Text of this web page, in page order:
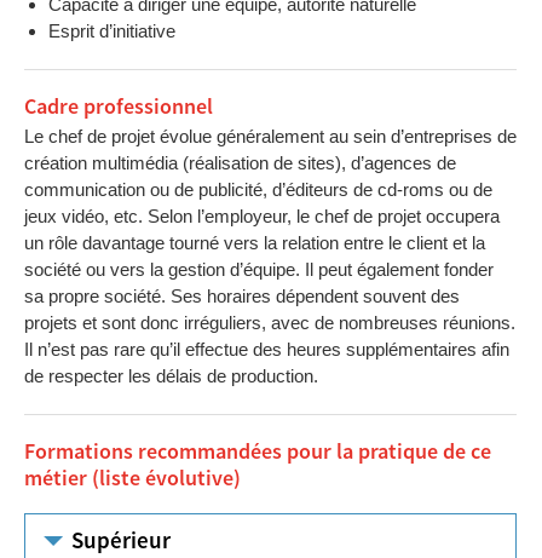
Capacité à diriger une équipe, autorité naturelle
Esprit d’initiative
Cadre professionnel
Le chef de projet évolue généralement au sein d’entreprises de
création multimédia (réalisation de sites), d’agences de
communication ou de publicité, d’éditeurs de cd-roms ou de
jeux vidéo, etc. Selon l’employeur, le chef de projet occupera
un rôle davantage tourné vers la relation entre le client et la
société ou vers la gestion d’équipe. Il peut également fonder
sa propre société. Ses horaires dépendent souvent des
projets et sont donc irréguliers, avec de nombreuses réunions.
Il n’est pas rare qu’il effectue des heures supplémentaires afin
de respecter les délais de production.
Formations recommandées pour la pratique de ce
métier (liste évolutive)
Supérieur